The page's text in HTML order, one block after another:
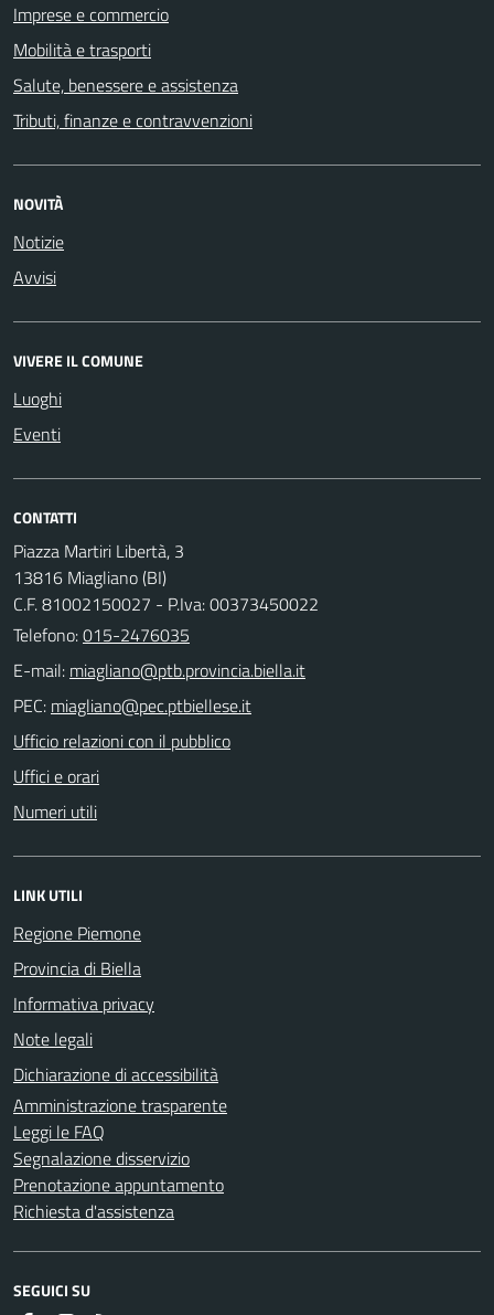
Imprese e commercio
Mobilità e trasporti
Salute, benessere e assistenza
Tributi, finanze e contravvenzioni
NOVITÀ
Notizie
Avvisi
VIVERE IL COMUNE
Luoghi
Eventi
CONTATTI
Piazza Martiri Libertà, 3
13816 Miagliano (BI)
C.F. 81002150027 - P.Iva: 00373450022
Telefono:015-2476035
E-mail:
PEC:
Ufficio relazioni con il pubblico
Uffici e orari
Numeri utili
LINK UTILI
Regione Piemone
Provincia di Biella
Informativa privacy
Note legali
Dichiarazione di accessibilità
Amministrazione trasparente
Leggi le FAQ
Segnalazione disservizio
Prenotazione appuntamento
Richiesta d'assistenza
SEGUICI SU